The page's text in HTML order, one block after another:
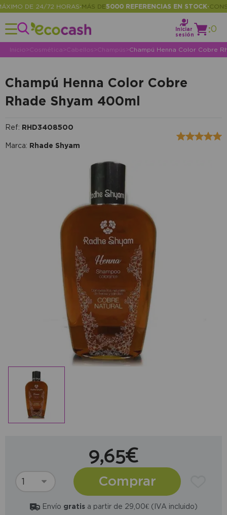
DE 24/72 HORAS• MÁS DE 5000 REFERENCIAS EN STOCK•
Iniciar
sesión
:0
Inicio>Cosmética>Cabellos >Champús >Champú Henna Color Cobre
Champú Henna Color Cobre
Rhade Shyam 400ml
Ref: RHD3408500
Marca: Rhade Shyam
9,65€
Comprar
Envío gratisa partir de 29,00€ (IVA incluido)